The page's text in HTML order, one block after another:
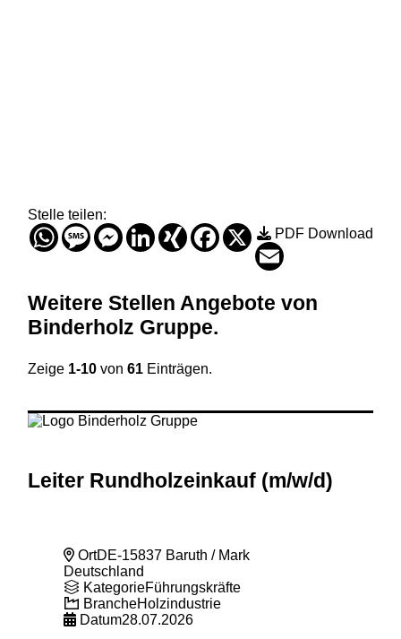
PDF Download
Stelle teilen:
WhatsAppMessageMessenger
LinkedIn
XING Facebook
X
Weitere StellenAngebote von
Binderholz Gruppe.
Zeige 1-10 von61 Einträgen.
Leiter Rundholzeinkauf (m/w/d)
OrtDE-15837 Baruth / Mark
Deutschland
KategorieFührungskräfte
BrancheHolzindustrie
Datum28.07.2026